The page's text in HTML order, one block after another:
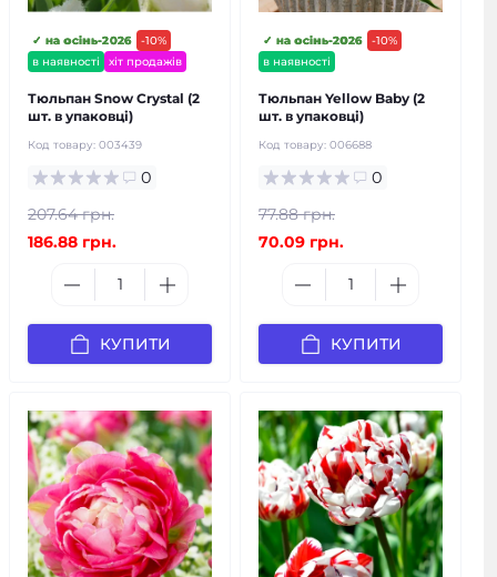
-10%
в наявності
✓ на осінь-2026
хіт продажів
Тюльпан Snow Crystal (2
шт. в упаковці)
Код товару: 003439
0
207.64 грн.
186.88 грн.
КУПИТИ
-10%
в наявності
✓ на осінь-2026
Тюльпан Yellow Baby (2
шт. в упаковці)
Код товару: 006688
0
77.88 грн.
70.09 грн.
КУПИТИ